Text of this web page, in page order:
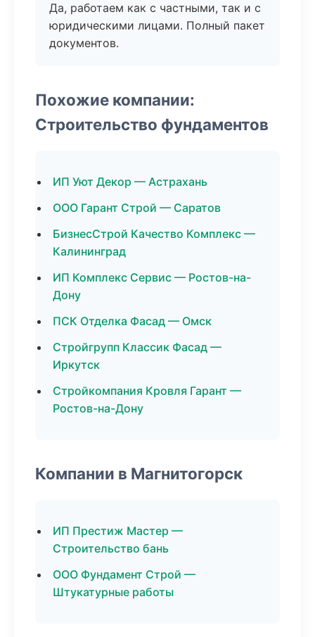
Да, работаем как с частными, так и с
юридическими лицами. Полный пакет
документов.
Похожие компании:
Строительство фундаментов
ИП Уют Декор — Астрахань
ООО Гарант Строй — Саратов
БизнесСтрой Качество Комплекс —
Калининград
ИП Комплекс Сервис — Ростов-на-
Дону
ПСК Отделка Фасад — Омск
Стройгрупп Классик Фасад —
Иркутск
Стройкомпания Кровля Гарант —
Ростов-на-Дону
Компании в Магнитогорск
ИП Престиж Мастер —
Строительство бань
ООО Фундамент Строй —
Штукатурные работы